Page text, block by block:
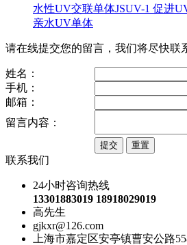
水性UV交联单体JSUV-1 促进
亲水UV单体
请在线提交您的留言，我们将尽快联
姓名：
手机：
邮箱：
留言内容：
联系我们
24小时咨询热线
13301883019 18918029019
高先生
gjkxr@126.com
上海市嘉定区安亭镇曹安公路